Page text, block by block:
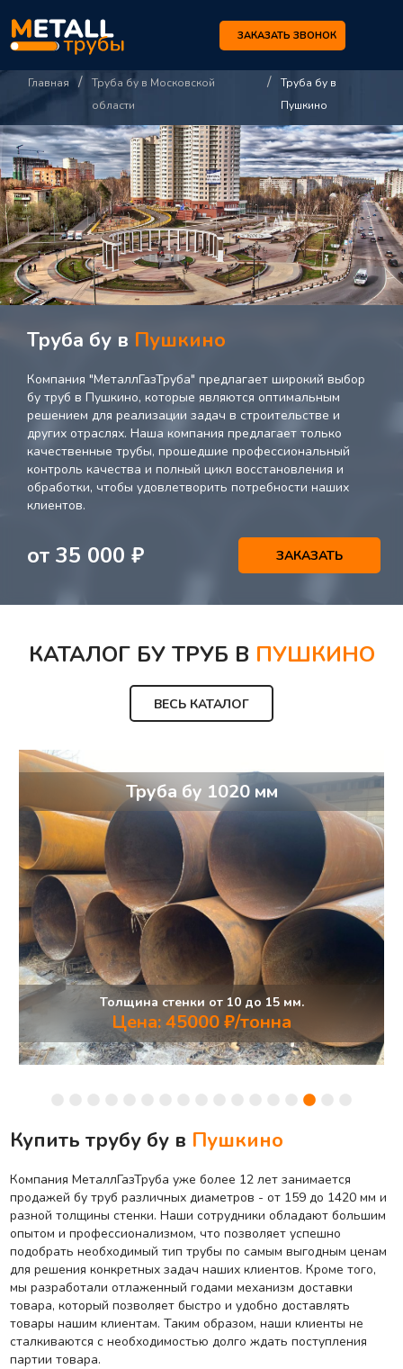
ЗАКАЗАТЬ ЗВОНОК
Главная /
Труба бу в Московской
области
/
Труба бу в
Пушкино
Труба бу в Пушкино
Компания "МеталлГазТруба" предлагает широкий выбор
бу труб в Пушкино, которые являются оптимальным
решением для реализации задач в строительстве и
других отраслях. Наша компания предлагает только
качественные трубы, прошедшие профессиональный
контроль качества и полный цикл восстановления и
обработки, чтобы удовлетворить потребности наших
клиентов.
от 35 000 ₽ ЗАКАЗАТЬ
КАТАЛОГ БУ ТРУБ В ПУШКИНО
ВЕСЬ КАТАЛОГ
Труба бу 1020 мм
Толщина стенки от 10 до 15 мм.
Цена: 45000 ₽/тонна
Купить трубу бу в Пушкино
Компания МеталлГазТруба уже более 12 лет занимается
продажей бу труб различных диаметров - от 159 до 1420 мм и
разной толщины стенки. Наши сотрудники обладают большим
опытом и профессионализмом, что позволяет успешно
подобрать необходимый тип трубы по самым выгодным ценам
для решения конкретных задач наших клиентов. Кроме того,
мы разработали отлаженный годами механизм доставки
товара, который позволяет быстро и удобно доставлять
товары нашим клиентам. Таким образом, наши клиенты не
сталкиваются с необходимостью долго ждать поступления
партии товара.